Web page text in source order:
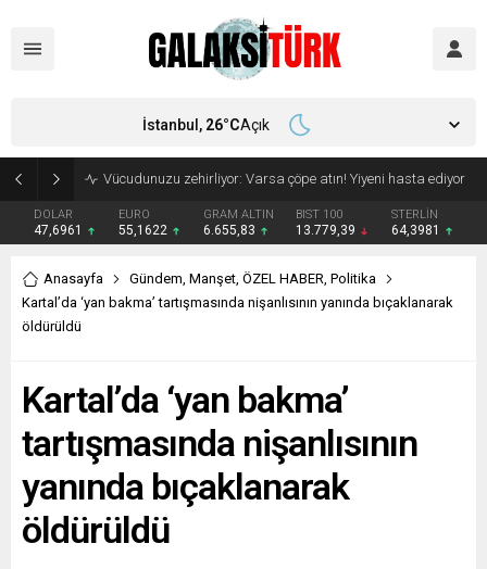
Vücudunuzu zehirliyor: Varsa çöpe atın! Yiyeni hasta ediyor
DOLAR
47,6961
EURO
55,1622
GRAM ALTIN
6.655,83
BIST 100
13.779,39
STERLİN
64,3981
İstanbul, 26°CAçık
Anasayfa Gündem, Manşet, ÖZEL HABER, Politika
Kartal’da ‘yan bakma’ tartışmasında nişanlısının yanında bıçaklanarak
öldürüldü
Kartal’da ‘yan bakma’
tartışmasında nişanlısının
yanında bıçaklanarak
öldürüldü